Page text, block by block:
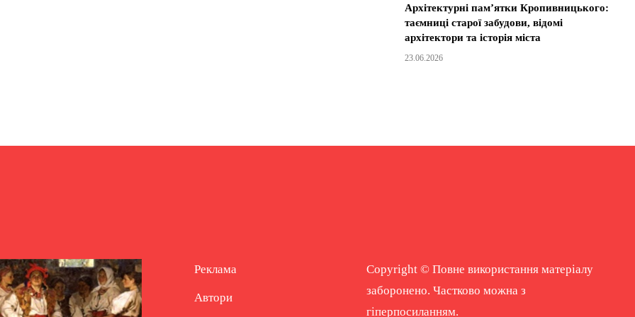
Архітектурні пам’ятки Кропивницького:
таємниці старої забудови, відомі
архітектори та історія міста
23.06.2026
Реклама
Автори
Copyright © Повне використання матеріалу
заборонено. Частково можна з
гіперпосиланням.